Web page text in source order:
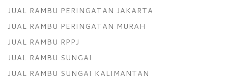
JUAL RAMBU PERINGATAN JAKARTA
JUAL RAMBU PERINGATAN MURAH
JUAL RAMBU RPPJ
JUAL RAMBU SUNGAI
JUAL RAMBU SUNGAI KALIMANTAN